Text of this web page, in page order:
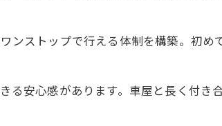
ンストップで行える体制を構築。初め
安心感があります。車屋と長く付き合